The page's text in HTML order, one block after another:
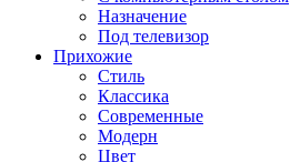
Назначение
Под телевизор
Прихожие
Стиль
Классика
Современные
Модерн
Цвет